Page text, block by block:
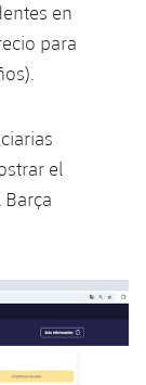
en
para
el
Siguiente